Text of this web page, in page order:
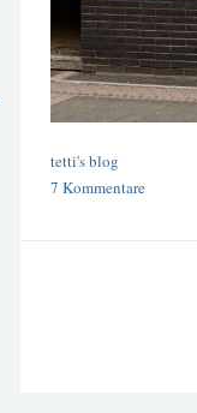
tetti's blog
7 Kommentare